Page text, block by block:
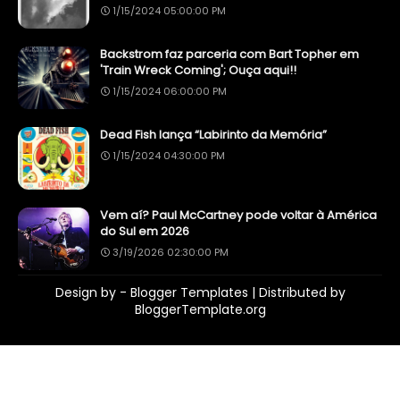
1/15/2024 05:00:00 PM
Backstrom faz parceria com Bart Topher em
'Train Wreck Coming'; Ouça aqui!!
1/15/2024 06:00:00 PM
Dead Fish lança “Labirinto da Memória”
1/15/2024 04:30:00 PM
Vem aí? Paul McCartney pode voltar à América
do Sul em 2026
3/19/2026 02:30:00 PM
Design by - Blogger Templates | Distributed by
BloggerTemplate.org